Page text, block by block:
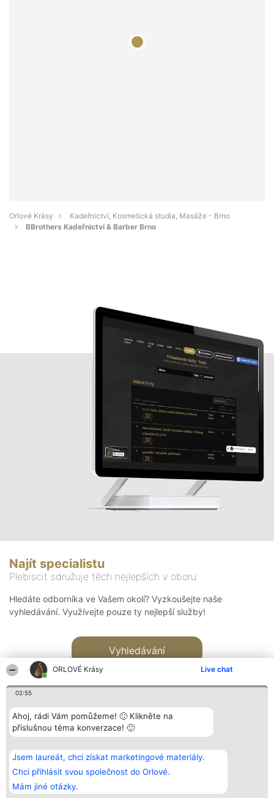
ORLOVÉ Krásy Live chat
02:55
Ahoj, rádi Vám pomůžeme! 🙂 Klikněte na
příslušnou téma konverzace! 🙂
Jsem laureát, chci získat marketingové materiály.
Chci přihlásit svou společnost do Orlové.
Mám jiné otázky.
Orlové Krásy
Kadeřnictví, Kosmetická studia, Masáže - Brno
BBrothers Kadeřnictví & Barber Brno
Najít specialistu
Plebiscit sdružuje těch nejlepších v oboru
Hledáte odborníka ve Vašem okolí? Vyzkoušejte naše
vyhledávání. Využívejte pouze ty nejlepší služby!
Vyhledávání
Bright Side Solutions sp. z o.
o. sp. k.
ul. Ruska 22
Wrocław 50-079
KRS 0000749100 | Regon
381313360 | NIP 8943132676
Vítězové
Seznam všech
laureátů
Zásady
Zásady
Kontakt